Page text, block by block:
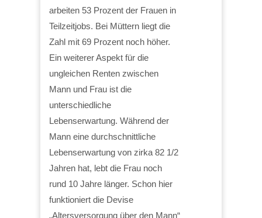
arbeiten 53 Prozent der Frauen in
Teilzeitjobs. Bei Müttern liegt die
Zahl mit 69 Prozent noch höher.
Ein weiterer Aspekt für die
ungleichen Renten zwischen
Mann und Frau ist die
unterschiedliche
Lebenserwartung. Während der
Mann eine durchschnittliche
Lebenserwartung von zirka 82 1/2
Jahren hat, lebt die Frau noch
rund 10 Jahre länger. Schon hier
funktioniert die Devise
„Altersversorgung über den Mann“